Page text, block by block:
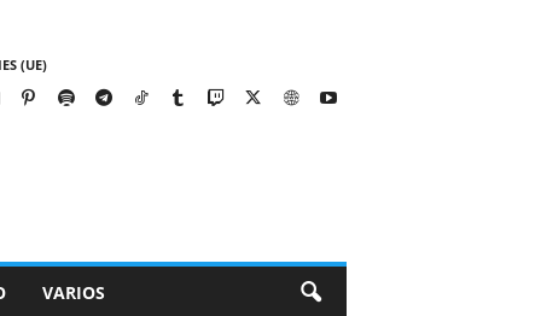
(UE)
VARIOS